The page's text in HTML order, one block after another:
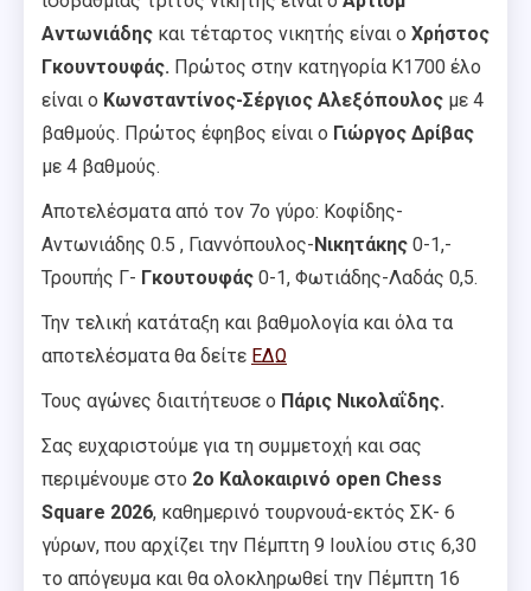
Αντωνιάδης και τέταρτος νικητής είναι ο Χρήστος
Γκουντουφάς. Πρώτος στην κατηγορία Κ1700 έλο
είναι ο Κωνσταντίνος-Σέργιος Αλεξόπουλος με 4
βαθμούς. Πρώτος έφηβος είναι ο Γιώργος Δρίβας
με 4 βαθμούς.
Αποτελέσματα από τον 7ο γύρο: Κοφίδης-
Αντωνιάδης 0.5 , Γιαννόπουλος-Νικητάκης 0-1,-
Τρουπής Γ- Γκουτουφάς 0-1, Φωτιάδης-Λαδάς 0,5.
Την τελική κατάταξη και βαθμολογία και όλα τα
αποτελέσματα θα δείτε ΕΔΩ
Τους αγώνες διαιτήτευσε ο Πάρις Νικολαΐδης.
Σας ευχαριστούμε για τη συμμετοχή και σας
περιμένουμε στο 2ο Καλοκαιρινό open Chess
Square 2026, καθημερινό τουρνουά-εκτός ΣΚ- 6
γύρων, που αρχίζει την Πέμπτη 9 Ιουλίου στις 6,30
το απόγευμα και θα ολοκληρωθεί την Πέμπτη 16